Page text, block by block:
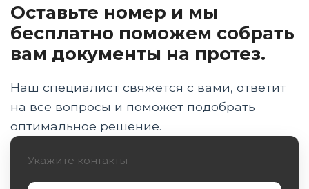
Оставьте номер и мы
бесплатно поможем собрать
вам документы на протез.
Наш специалист свяжется с вами, ответит
на все вопросы и поможет подобрать
оптимальное решение.
Укажите контакты